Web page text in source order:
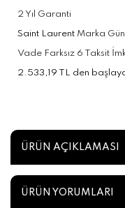
2 Yıl Garanti
Saint Laurent Marka
Vade Farksız 6 Taksit
2.533,19 TL den
ÜRÜN AÇIKLAMASI
ÜRÜN YORUMLARI